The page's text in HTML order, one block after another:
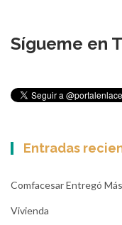
Sígueme en
Entradas
Comfacesar Entregó
Vivienda